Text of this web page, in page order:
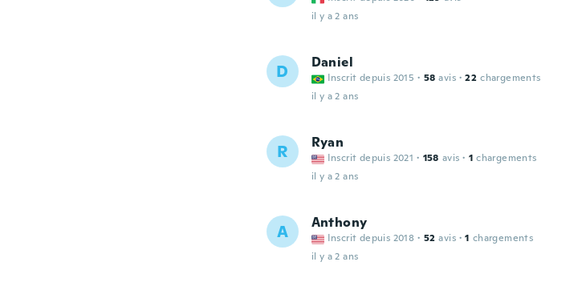
il y a 2 ans
D Daniel
Inscrit depuis 2015 · 58 avis · 22 chargements
il y a 2 ans
R Ryan
Inscrit depuis 2021 · 158 avis · 1 chargements
il y a 2 ans
A Anthony
Inscrit depuis 2018 · 52 avis · 1 chargements
il y a 2 ans